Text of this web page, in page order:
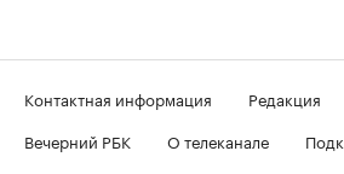
Контактная информация Редакция
Вечерний РБК
О телеканале